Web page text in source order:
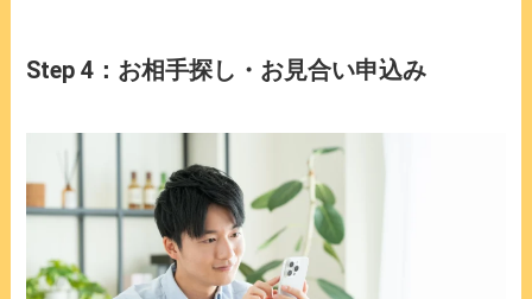
Step 4：お相手探し・お見合い申込み